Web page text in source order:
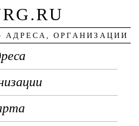
ОРГАНИЗАЦИИ